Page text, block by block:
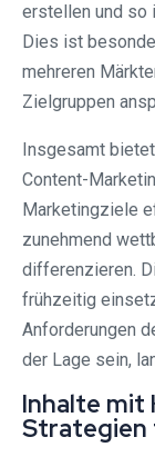
erstellen und so
Dies ist
mehreren
Zielgruppen
Insgesamt
Content-
Marketingziele
zunehmend
differenzieren.
frühzeitig
Anforderungen
der Lage sein,
Inhalte mit
Strategien